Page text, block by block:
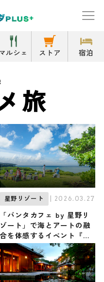
ルシェ ストア 宿泊
旅
星野リゾート | 2026.03.27
「バンタカフェ by 星野リ
ゾート」で海とアートの融
合を体感するイベント『海
辺のアートdays』が開催
中！ 心地よい春の沖縄で贅
沢な島時間を過ごそう